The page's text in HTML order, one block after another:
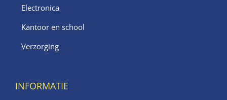
Electronica
Kantoor en school
Verzorging
INFORMATIE